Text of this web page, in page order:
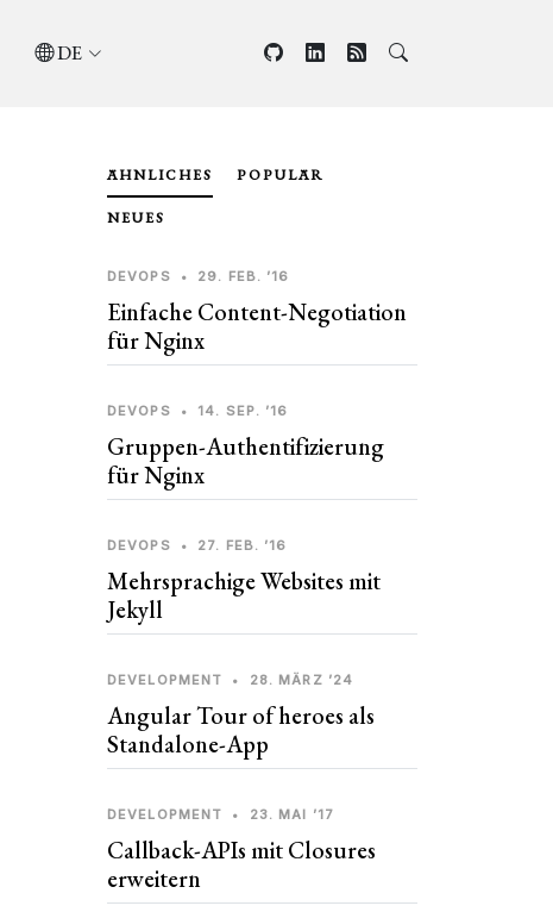
DE
ÄHNLICHES POPULÄR
NEUES
DEVOPS • 29. FEB. ’16
Einfache Content-Negotiation
für Nginx
DEVOPS • 14. SEP. ’16
Gruppen-Authentifizierung
für Nginx
DEVOPS • 27. FEB. ’16
Mehrsprachige Websites mit
Jekyll
DEVELOPMENT • 28. MÄRZ ’24
Angular Tour of heroes als
Standalone-App
DEVELOPMENT • 23. MAI ’17
Callback-APIs mit Closures
erweitern